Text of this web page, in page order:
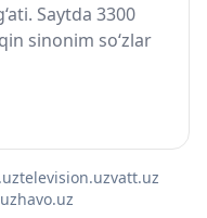
Saytda 3300
sinonim so‘zlar
television.uzvatt.uz
havo.uz